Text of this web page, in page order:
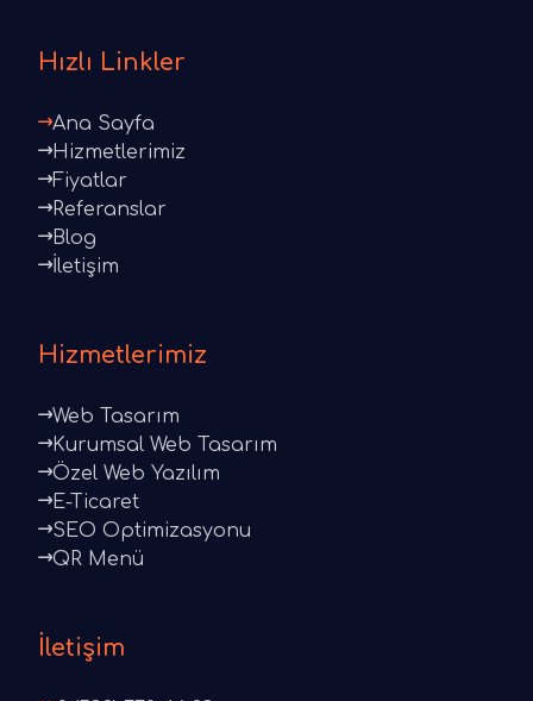
Hızlı Linkler
Ana Sayfa
Hizmetlerimiz
Fiyatlar
Referanslar
Blog
İletişim
Hizmetlerimiz
Web Tasarım
Kurumsal Web Tasarım
Özel Web Yazılım
E-Ticaret
SEO Optimizasyonu
QR Menü
İletişim